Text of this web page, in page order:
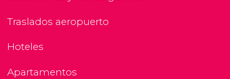
Traslados aeropuerto
Hoteles
Apartamentos